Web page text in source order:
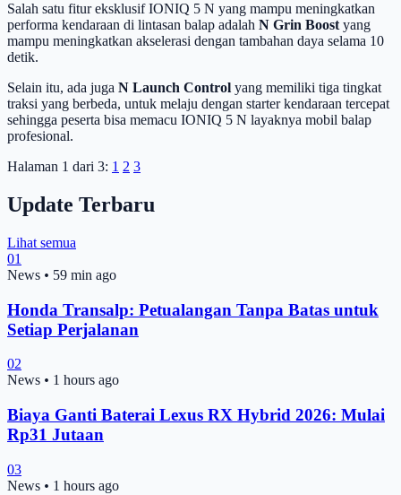
Salah satu fitur eksklusif IONIQ 5 N yang mampu meningkatkan
performa kendaraan di lintasan balap adalah N Grin Boost yang
mampu meningkatkan akselerasi dengan tambahan daya selama 10
detik.
Selain itu, ada juga N Launch Control yang memiliki tiga tingkat
traksi yang berbeda, untuk melaju dengan starter kendaraan tercepat
sehingga peserta bisa memacu IONIQ 5 N layaknya mobil balap
profesional.
Halaman 1 dari 3: 1 2 3
Update Terbaru
Lihat semua
01
News • 59 min ago
Honda Transalp: Petualangan Tanpa Batas untuk
Setiap Perjalanan
02
News • 1 hours ago
Biaya Ganti Baterai Lexus RX Hybrid 2026: Mulai
Rp31 Jutaan
03
News • 1 hours ago